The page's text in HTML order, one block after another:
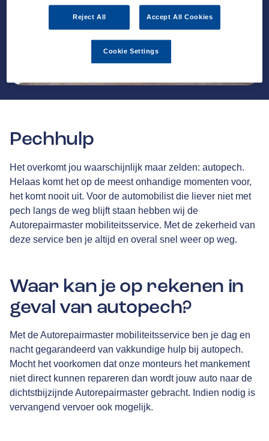
Pechhulp
Het overkomt jou waarschijnlijk maar zelden: autopech.
Helaas komt het op de meest onhandige momenten voor,
het komt nooit uit. Voor de automobilist die liever niet met
pech langs de weg blijft staan hebben wij de
Autorepairmaster mobiliteitsservice. Met de zekerheid van
deze service ben je altijd en overal snel weer op weg.
Waar kan je op rekenen in
geval van autopech?
Met de Autorepairmaster mobiliteitsservice ben je dag en
nacht gegarandeerd van vakkundige hulp bij autopech.
Mocht het voorkomen dat onze monteurs het mankement
niet direct kunnen repareren dan wordt jouw auto naar de
dichtstbijzijnde Autorepairmaster gebracht. Indien nodig is
vervangend vervoer ook mogelijk.
Reject All Accept All Cookies
Cookie Settings